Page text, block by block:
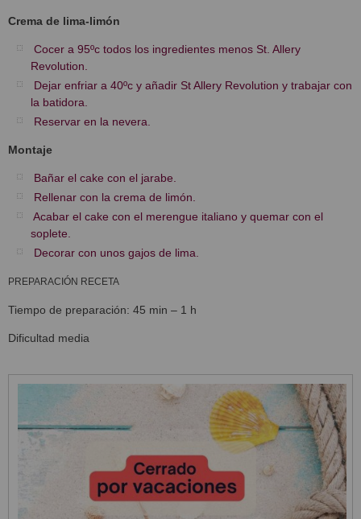
Crema de lima-limón
Cocer a 95ºc todos los ingredientes menos St. Allery
Revolution.
Dejar enfriar a 40ºc y añadir St Allery Revolution y trabajar con
la batidora.
Reservar en la nevera.
Montaje
Bañar el cake con el jarabe.
Rellenar con la crema de limón.
Acabar el cake con el merengue italiano y quemar con el
soplete.
Decorar con unos gajos de lima.
PREPARACIÓN RECETA
Tiempo de preparación: 45 min – 1 h
Dificultad media